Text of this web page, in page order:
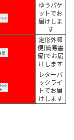
ゆうパケ
ットでお
届けしま
す
定形外郵
便(簡易書
留)でお届
けします
レターパ
ックライ
トでお届
けします